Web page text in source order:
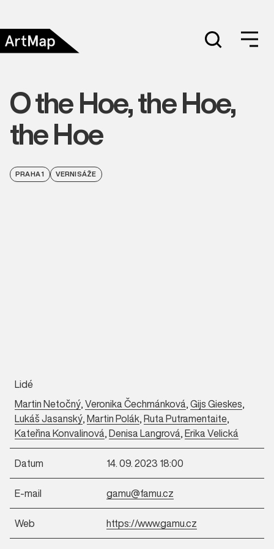
O the Hoe, the Hoe,
the Hoe
PRAHA 1 VERNISÁŽE
Lidé
Martin Netočný,Veronika Čechmánková,Gijs Gieskes,
Lukáš Jasanský,Martin Polák,Ruta Putramentaite,
Kateřina Konvalinová,Denisa Langrová,Erika Velická
Datum 14. 09. 2023 18:00
E-mail gamu@famu.cz
Web https://www.gamu.cz